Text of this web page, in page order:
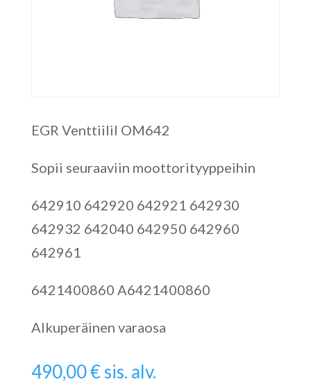
EGR Venttiilil OM642
Sopii seuraaviin moottorityyppeihin
642910 642920 642921 642930
642932 642040 642950 642960
642961
6421400860 A6421400860
Alkuperäinen varaosa
490,00€sis. alv.